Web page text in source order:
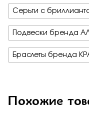
Серьги с
Подвески бренда
Браслеты бренда
Похожие